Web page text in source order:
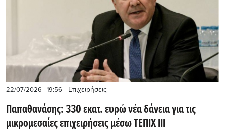
22/07/2026 - 19:56 - Επιχειρήσεις
Παπαθανάσης: 330 εκατ. ευρώ νέα δάνεια για τις
μικρομεσαίες επιχειρήσεις μέσω ΤΕΠΙΧ ΙΙΙ